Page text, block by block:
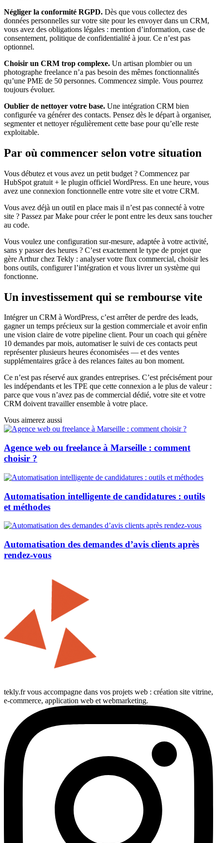
Négliger la conformité RGPD. Dès que vous collectez des
données personnelles sur votre site pour les envoyer dans un CRM,
vous avez des obligations légales : mention d’information, case de
consentement, politique de confidentialité à jour. Ce n’est pas
optionnel.
Choisir un CRM trop complexe. Un artisan plombier ou un
photographe freelance n’a pas besoin des mêmes fonctionnalités
qu’une PME de 50 personnes. Commencez simple. Vous pourrez
toujours évoluer.
Oublier de nettoyer votre base. Une intégration CRM bien
configurée va générer des contacts. Pensez dès le départ à organiser,
segmenter et nettoyer régulièrement cette base pour qu’elle reste
exploitable.
Par où commencer selon votre situation
Vous débutez et vous avez un petit budget ? Commencez par
HubSpot gratuit + le plugin officiel WordPress. En une heure, vous
avez une connexion fonctionnelle entre votre site et votre CRM.
Vous avez déjà un outil en place mais il n’est pas connecté à votre
site ? Passez par Make pour créer le pont entre les deux sans toucher
au code.
Vous voulez une configuration sur-mesure, adaptée à votre activité,
sans y passer des heures ? C’est exactement le type de projet que
gère Arthur chez Tekly : analyser votre flux commercial, choisir les
bons outils, configurer l’intégration et vous livrer un système qui
fonctionne.
Un investissement qui se rembourse vite
Intégrer un CRM à WordPress, c’est arrêter de perdre des leads,
gagner un temps précieux sur la gestion commerciale et avoir enfin
une vision claire de votre pipeline client. Pour un coach qui génère
10 demandes par mois, automatiser le suivi de ces contacts peut
représenter plusieurs heures économisées — et des ventes
supplémentaires grâce à des relances faites au bon moment.
Ce n’est pas réservé aux grandes entreprises. C’est précisément pour
les indépendants et les TPE que cette connexion a le plus de valeur :
parce que vous n’avez pas de commercial dédié, votre site et votre
CRM doivent travailler ensemble à votre place.
Vous aimerez aussi
Agence web ou freelance à Marseille : comment
choisir ?
Automatisation intelligente de candidatures : outils
et méthodes
Automatisation des demandes d’avis clients après
rendez-vous
tekly.fr vous accompagne dans vos projets web : création site vitrine,
e-commerce, application web et webmarketing.